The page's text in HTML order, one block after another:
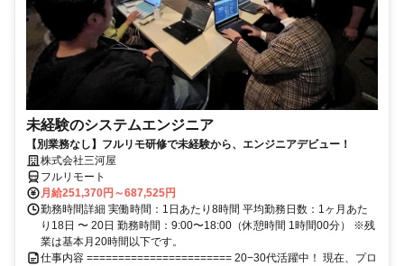
未経験のシステムエンジニア
【別業務なし】フルリモ研修で未経験から、エンジニアデビュー！
株式会社三河屋
フルリモート
月給251,370円～687,525円
勤務時間詳細 実働時間：1日あたり8時間 平均勤務日数：1ヶ月あた
り18日 〜 20日 勤務時間：9:00〜18:00（休憩時間 1時間00分） ※残
業は基本月20時間以下です。
仕事内容 ======================= 20−30代活躍中！ 現在、プロ